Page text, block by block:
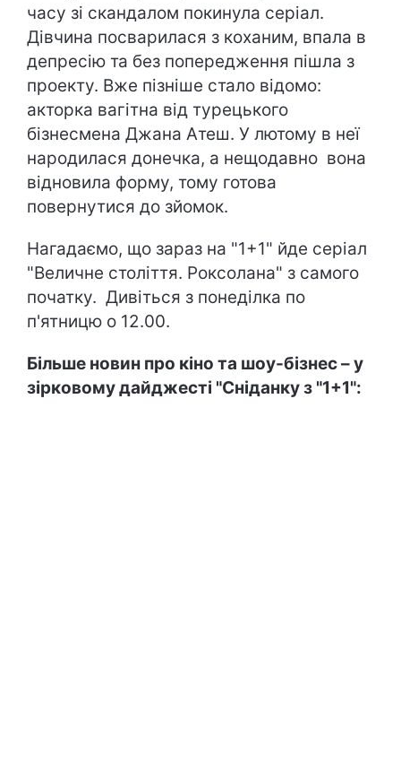
часу зі скандалом покинула серіал.
Дівчина посварилася з коханим, впала в
депресію та без попередження пішла з
проекту. Вже пізніше стало відомо:
акторка вагітна від турецького
бізнесмена Джана Атеш. У лютому в неї
народилася донечка, а нещодавно вона
відновила форму, тому готова
повернутися до зйомок.
Нагадаємо, що зараз на "1+1" йде серіал
"Величне століття. Роксолана" з самого
початку. Дивіться з понеділка по
п'ятницю о 12.00.
Більше новин про кіно та шоу-бізнес – у
зірковому дайджесті "Сніданку з "1+1":